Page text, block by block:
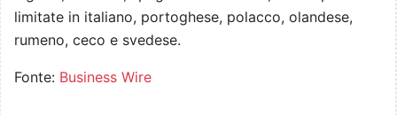
limitate in italiano, portoghese, polacco, olandese,
rumeno, ceco e svedese.
Fonte: Business Wire